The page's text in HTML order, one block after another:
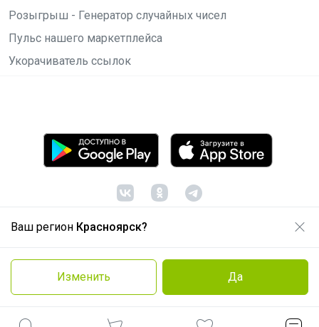
Ваш регион Красноярск?
Изменить Да
Розыгрыш - Генератор случайных чисел
Пульс нашего маркетплейса
Укорачиватель ссылок
© ООО "Лявита", ОГРН 1122468054070, 2012 -2026
Политика конфиденциальности
Cоглашение пользователя